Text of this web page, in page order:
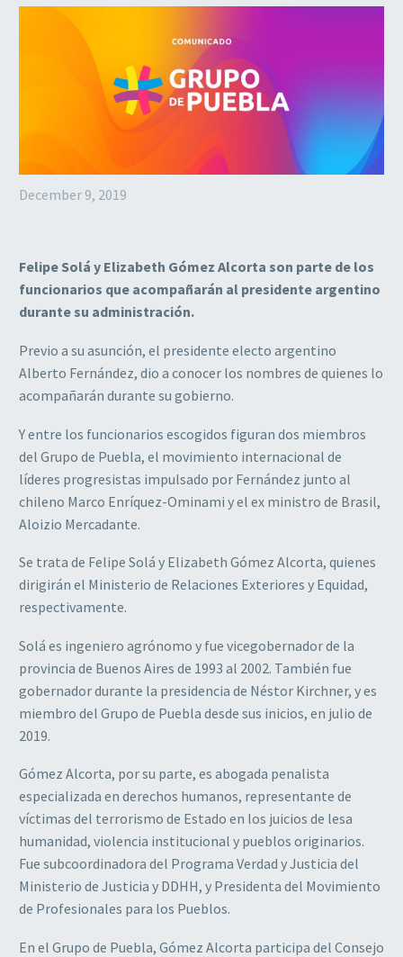
December 9, 2019
Felipe Solá y Elizabeth Gómez Alcorta son parte de los
funcionarios que acompañarán al presidente argentino
durante su administración.
Previo a su asunción, el presidente electo argentino
Alberto Fernández, dio a conocer los nombres de quienes lo
acompañarán durante su gobierno.
Y entre los funcionarios escogidos figuran dos miembros
del Grupo de Puebla, el movimiento internacional de
líderes progresistas impulsado por Fernández junto al
chileno Marco Enríquez-Ominami y el ex ministro de Brasil,
Aloizio Mercadante.
Se trata de Felipe Solá y Elizabeth Gómez Alcorta, quienes
dirigirán el Ministerio de Relaciones Exteriores y Equidad,
respectivamente.
Solá es ingeniero agrónomo y fue vicegobernador de la
provincia de Buenos Aires de 1993 al 2002. También fue
gobernador durante la presidencia de Néstor Kirchner, y es
miembro del Grupo de Puebla desde sus inicios, en julio de
2019.
Gómez Alcorta, por su parte, es abogada penalista
especializada en derechos humanos, representante de
víctimas del terrorismo de Estado en los juicios de lesa
humanidad, violencia institucional y pueblos originarios.
Fue subcoordinadora del Programa Verdad y Justicia del
Ministerio de Justicia y DDHH, y Presidenta del Movimiento
de Profesionales para los Pueblos.
En el Grupo de Puebla, Gómez Alcorta participa del Consejo